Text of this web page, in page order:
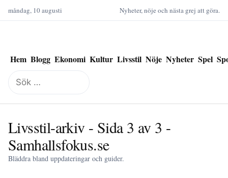
måndag, 10 augusti Nyheter, nöje och nästa grej att göra.
Hem Blogg Ekonomi Kultur Livsstil Nöje Nyheter Spel
Sök
efter:
Livsstil-arkiv - Sida 3 av 3 -
Samhallsfokus.se
Bläddra bland uppdateringar och guider.